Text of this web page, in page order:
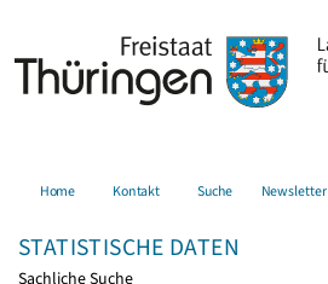
Home Kontakt Suche Newsletter
STATISTISCHE DATEN
Sachliche Suche